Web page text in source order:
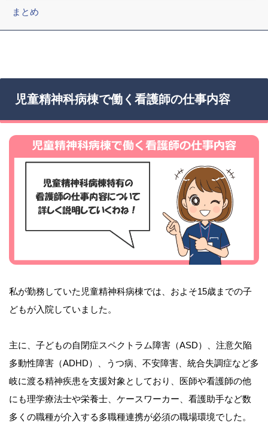
まとめ
児童精神科病棟で働く看護師の仕事内容
私が勤務していた児童精神科病棟では、およそ15歳までの子
どもが入院していました。
主に、子どもの自閉症スペクトラム障害（ASD）、注意欠陥
多動性障害（ADHD）、うつ病、不安障害、統合失調症など多
岐に渡る精神疾患を支援対象としており、医師や看護師の他
にも理学療法士や栄養士、ケースワーカー、看護助手など数
多くの職種が介入する多職種連携が必須の職場環境でした。